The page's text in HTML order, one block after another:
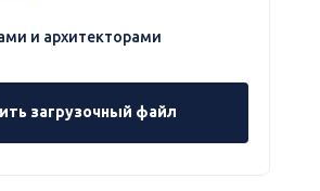
и архитекторами
загрузочный файл